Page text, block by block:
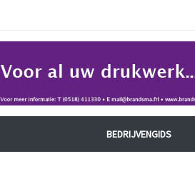
BEDRIJVENGIDS